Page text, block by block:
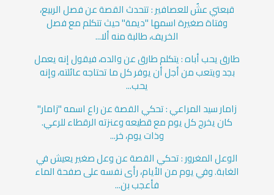
قبعتي عشٌ للعصافير : تتحدث القصة عن فصل الربيع،
وفتاة صغيرة اسمها "ديمة" حيث تتكلم مع فصل
الخريف، طالبة منه ألا...
طارق يحب أباه : يتكلم طارق عن والده، فيقول إنه يعمل
بجد ويتعب من أجل أن يوفر كل ما تحتاجه عائلته، وإنه
يحب...
زامار سيد المراعي : تحكي القصة عن راع اسمه "زامار"
كان يخرج كل يوم مع قطيعه وعنزته الرقطاء للرعي.
وذات يوم، خر...
الوعل المغرور : تحكي القصة عن وعل صغير يعيش في
الغابة. وفي يوم من الأيام، رأى نفسه على صفحة الماء
فأعجب بن...